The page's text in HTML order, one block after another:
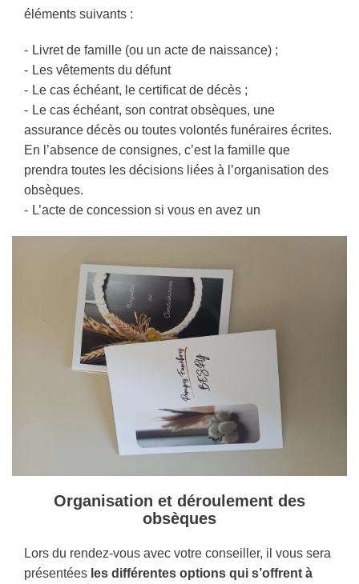
éléments suivants :
Livret de famille (ou un acte de naissance) ;
Les vêtements du défunt
Le cas échéant, le certificat de décès ;
Le cas échéant, son contrat obsèques, une
assurance décès ou toutes volontés funéraires écrites.
En l’absence de consignes, c’est la famille que
prendra toutes les décisions liées à l’organisation des
obsèques.
L’acte de concession si vous en avez un
Organisation et déroulement des
obsèques
Lors du rendez-vous avec votre conseiller, il vous sera
présentées les différentes options qui s’offrent à